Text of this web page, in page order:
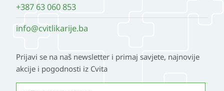
+387 63 060 853
info@cvitlikarije.ba
Prijavi se na naš newsletter i primaj savjete, najnovije
akcije i pogodnosti iz Cvita